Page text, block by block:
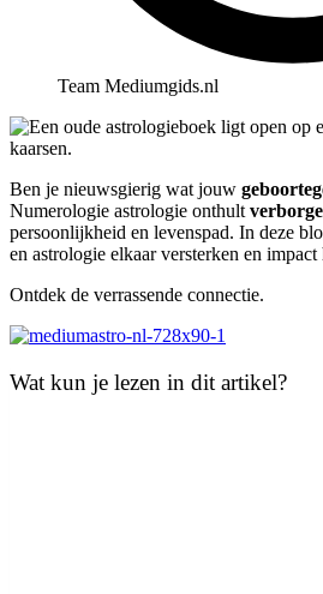
Team Mediumgids.nl
Ben je nieuwsgierig wat jouw
Numerologie astrologie onthult
persoonlijkheid en levenspad. In deze
en astrologie elkaar versterken en
Ontdek de verrassende connectie.
Wat kun je lezen in dit artikel?